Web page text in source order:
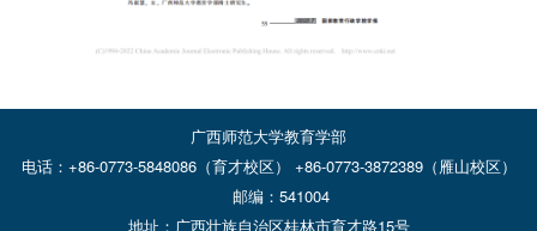
广西师范大学教育学部
电话：+86-0773-5848086（育才校区） +86-0773-3872389（雁山校区）
邮编：541004
地址：广西壮族自治区桂林市育才路15号